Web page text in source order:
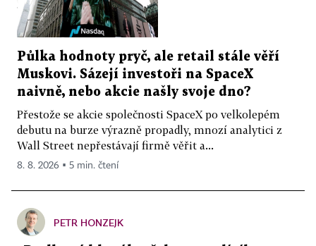
Půlka hodnoty pryč, ale retail stále věří
Muskovi. Sázejí investoři na SpaceX
naivně, nebo akcie našly svoje dno?
Přestože se akcie společnosti SpaceX po velkolepém
debutu na burze výrazně propadly, mnozí analytici z
Wall Street nepřestávají firmě věřit a...
8. 8. 2026 ▪ 5 min. čtení
PETR HONZEJK